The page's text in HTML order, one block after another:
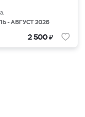
- АВГУСТ 2026
2 500₽